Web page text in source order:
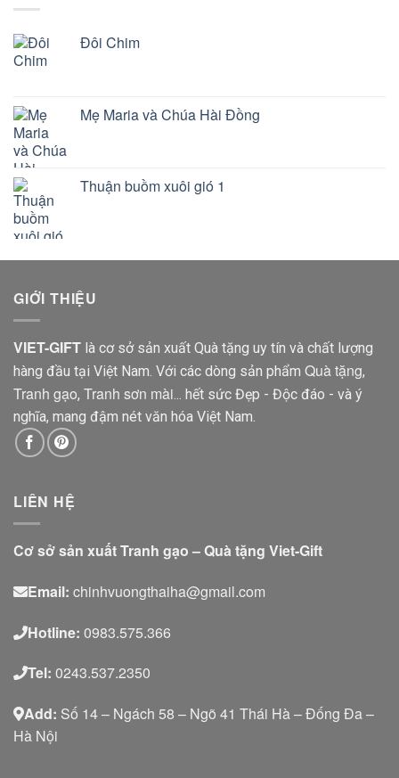
Đôi Chim
Mẹ Maria và Chúa Hài Đồng
Thuận buồm xuôi gió 1
GIỚI THIỆU
VIET-GIFT là cơ sở sản xuất Quà tặng uy tín và chất lượng
hàng đầu tại Việt Nam. Với các dòng sản phẩm Quà tặng,
Tranh gạo, Tranh sơn mài... hết sức Đẹp - Độc đáo - và ý
nghĩa, mang đậm nét văn hóa Việt Nam.
LIÊN HỆ
Cơ sở sản xuất Tranh gạo – Quà tặng Viet-Gift
Email: chinhvuongthaiha@gmail.com
Hotline: 0983.575.366
Tel: 0243.537.2350
Add: Số 14 – Ngách 58 – Ngõ 41 Thái Hà – Đống Đa –
Hà Nội